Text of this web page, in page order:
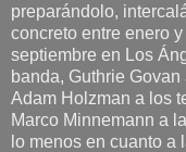
preparándolo,
concreto entre enero
septiembre en Los
banda, Guthrie
Adam Holzman a los
Marco Minnemann a
lo menos en cuanto a